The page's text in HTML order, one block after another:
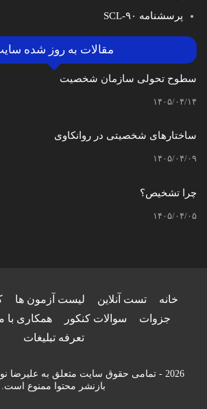
پرسشنامه SCL-۹۰
مقالات به روز شده
سطوح تحولی سازمان‌ شخصیت
۱۴۰۵/۰۴/۱۴
ساختارهای شخصیتی در روانکاوی
۱۴۰۵/۰۴/۰۹
چرا تشخیص؟
۱۴۰۵/۰۴/۰۵
خانه تست آنلاین لیست آزمون ها
جزوات
سوالات کنکور همکاری با
تعرفه تبلیغات
2026 - تمامی حقوق سایت متعلق به
بازنشر محتوا ممنوع است.